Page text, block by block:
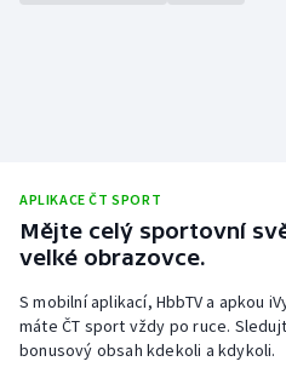
APLIKACE ČT SPORT
Mějte celý sportovní
velké obrazovce.
S mobilní aplikací, HbbTV a apkou
máte ČT sport vždy po ruce.
bonusový obsah kdekoli a kdykoli.